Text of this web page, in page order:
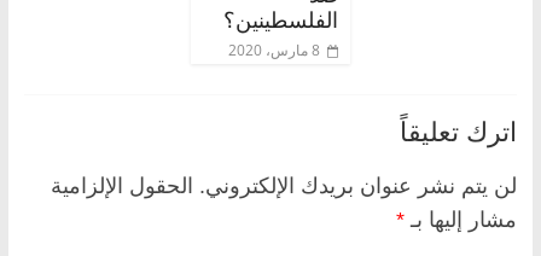
الفلسطينين؟
8 مارس، 2020
اترك تعليقاً
لن يتم نشر عنوان بريدك الإلكتروني. الحقول الإلزامية
مشار إليها بـ *